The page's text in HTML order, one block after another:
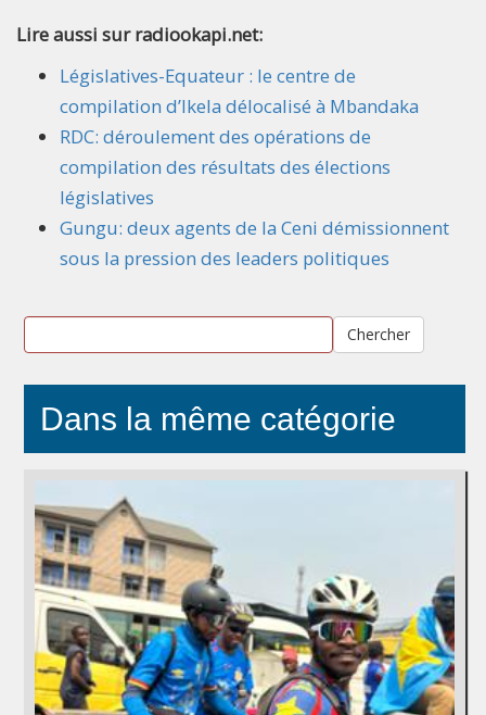
Lire aussi sur radiookapi.net:
Législatives-Equateur : le centre de
compilation d’Ikela délocalisé à Mbandaka
RDC: déroulement des opérations de
compilation des résultats des élections
législatives
Gungu: deux agents de la Ceni démissionnent
sous la pression des leaders politiques
Chercher
Dans la même catégorie